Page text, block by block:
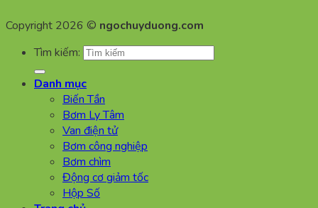
Copyright 2026 © ngochuyduong.com
Tìm kiếm:
Danh mục
Biến Tần
Bơm Ly Tâm
Van điện tử
Bơm công nghiệp
Bơm chìm
Động cơ giảm tốc
Hộp Số